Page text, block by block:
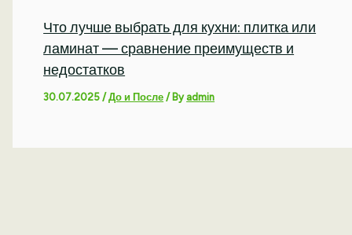
Что лучше выбрать для кухни: плитка или
ламинат — сравнение преимуществ и
недостатков
30.07.2025/До и После / Byadmin